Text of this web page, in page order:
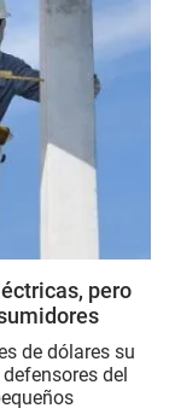
pero
de dólares su
del